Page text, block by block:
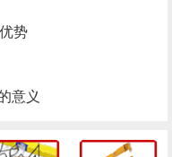
势
意义